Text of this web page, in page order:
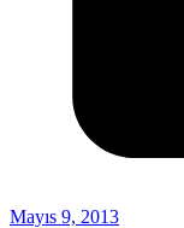
Mayıs 9, 2013